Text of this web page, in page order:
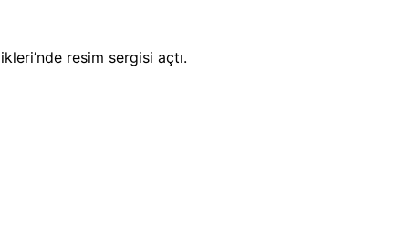
resim sergisi açtı.